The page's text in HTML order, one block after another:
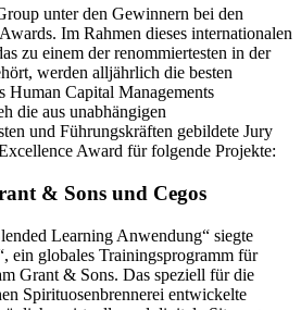
unter den Gewinnern bei den
Im Rahmen dieses internationalen
zu einem der renommiertesten in der
werden alljährlich die besten
Human Capital Managements
die aus unabhängigen
und Führungskräften gebildete Jury
Award für folgende Projekte:
& Sons und Cegos
Learning Anwendung“ siegte
ein globales Trainingsprogramm für
Grant & Sons. Das speziell für die
Spirituosenbrennerei entwickelte